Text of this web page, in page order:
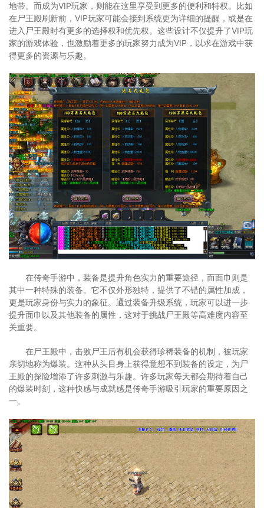
地带。而成为VIP玩家，则能在这里享受到更多的便利和特权。比如
在尸王殿刷新前，VIP玩家可能会接到系统更为详细的提醒，或是在
进入尸王殿时有更多的选择权和优先权。这些设计不仅提升了VIP玩
家的游戏体验，也激励着更多的玩家努力成为VIP，以求在游戏中获
得更多的资源与乐趣。
在传奇手游中，装备是提升角色实力的重要途径，而面巾则是
其中一种特殊的装备。它不仅外形独特，提供了不错的属性加成，
更是玩家身份与实力的象征。通过装备升级系统，玩家可以进一步
提升面巾以及其他装备的属性，这对于挑战尸王殿等高难度内容至
关重要。
在尸王殿中，击败尸王后有机会获得珍稀装备的机制，被玩家
亲切地称为爆装。这种从头目身上获得意想不到装备的设定，为尸
王殿的探险增添了许多刺激与乐趣。许多玩家每天都会期待着自己
的爆装时刻，这种快感与成就感是传奇手游吸引玩家的重要原因之
一。